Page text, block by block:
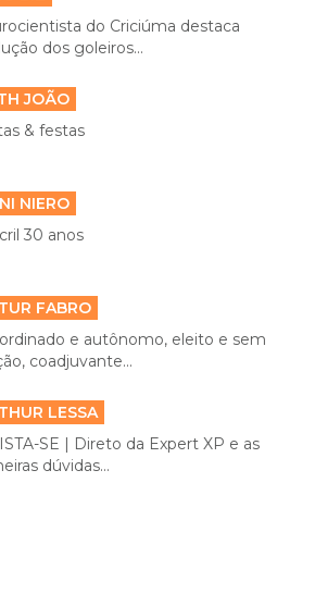
do Criciúma destaca
dos goleiros...
JOÃO
& festas
NIERO
30 anos
FABRO
e autônomo, eleito e sem
coadjuvante...
LESSA
SE | Direto da Expert XP e as
dúvidas...